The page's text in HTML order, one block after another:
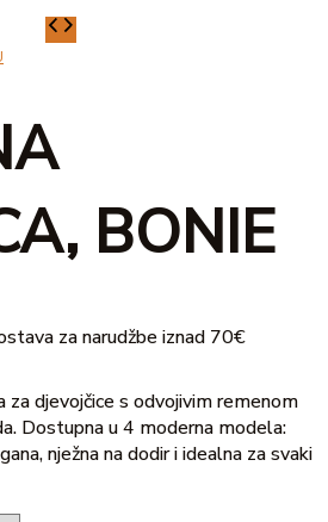
BONIE
za narudžbe iznad 70€
za djevojčice s odvojivim remenom
Dostupna u 4 moderna modela:
nježna na dodir i idealna za svaki